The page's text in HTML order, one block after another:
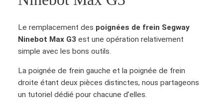
Le remplacement des poignées de frein Segway
Ninebot Max G3 est une opération relativement
simple avec les bons outils.
La poignée de frein gauche et la poignée de frein
droite étant deux pièces distinctes, nous partageons
un tutoriel dédié pour chacune d’elles.